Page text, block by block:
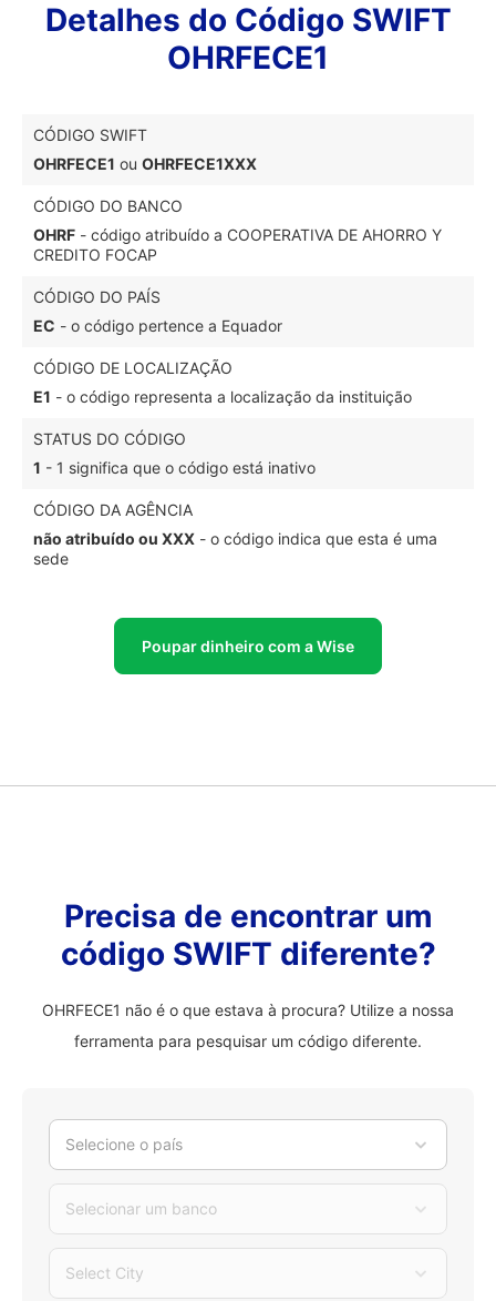
Detalhes do Código SWIFT
OHRFECE1
CÓDIGO SWIFT
OHRFECE1 ou OHRFECE1XXX
CÓDIGO DO BANCO
OHRF - código atribuído a COOPERATIVA DE AHORRO Y
CREDITO FOCAP
CÓDIGO DO PAÍS
EC - o código pertence a Equador
CÓDIGO DE LOCALIZAÇÃO
E1 - o código representa a localização da instituição
STATUS DO CÓDIGO
1 - 1 significa que o código está inativo
CÓDIGO DA AGÊNCIA
não atribuído ou XXX - o código indica que esta é uma
sede
Poupar dinheiro com a Wise
Precisa de encontrar um
código SWIFT diferente?
OHRFECE1 não é o que estava à procura? Utilize a nossa
ferramenta para pesquisar um código diferente.
Selecione o país
Selecionar um banco
Select City